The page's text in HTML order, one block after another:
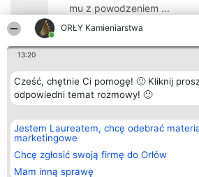
ORŁY Kamieniarstwa
13:20
Cześć, chętnie Ci pomogę! 🙂 Kliknij
odpowiedni temat rozmowy! 🙂
Jestem Laureatem, chcę odebrać
marketingowe
Chcę zgłosić swoją firmę do Orłów
Mam inną sprawę
mu z powodzeniem ...
8.1
Organizator plebiscytu
Bright Side Solutions sp. z o.
o. sp. k.
Wrocław 50-079
KRS 0000749100 | Regon
381313360 | NIP 8943132676
+48 508 492 400
Plebiscyt
Laureaci
Lista
Laureatów
Polityka